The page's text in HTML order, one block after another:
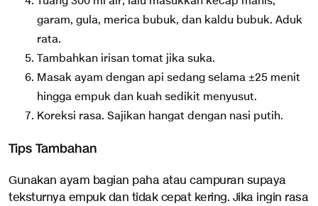
garam, gula, merica bubuk, dan kaldu bubuk. Aduk
rata.
Tambahkan irisan tomat jika suka.
Masak ayam dengan api sedang selama ±25 menit
hingga empuk dan kuah sedikit menyusut.
Koreksi rasa. Sajikan hangat dengan nasi putih.
Tips Tambahan
Gunakan ayam bagian paha atau campuran supaya
teksturnya empuk dan tidak cepat kering. Jika ingin rasa